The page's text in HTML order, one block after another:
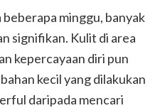
minggu, banyak
signifikan. Kulit di area
kepercayaan diri pun
kecil yang dilakukan
daripada mencari